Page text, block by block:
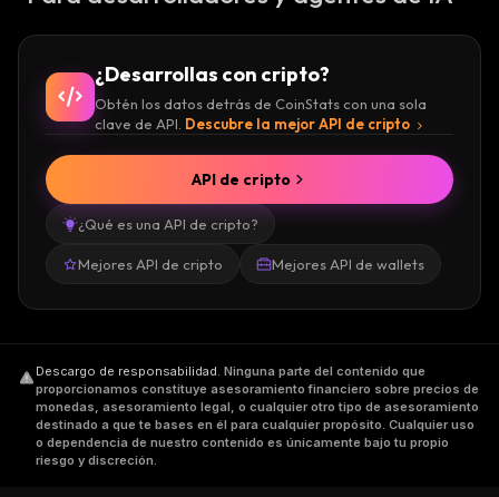
¿Desarrollas con cripto?
Obtén los datos detrás de CoinStats con una sola
clave de API. Descubre la mejor API de cripto
¿Qué es una API de cripto?
Mejores API de cripto Mejores API de wallets
API de cripto
Descargo de responsabilidad. Ninguna parte del contenido que
proporcionamos constituye asesoramiento financiero sobre precios de
monedas, asesoramiento legal, o cualquier otro tipo de asesoramiento
destinado a que te bases en él para cualquier propósito. Cualquier uso
o dependencia de nuestro contenido es únicamente bajo tu propio
riesgo y discreción.